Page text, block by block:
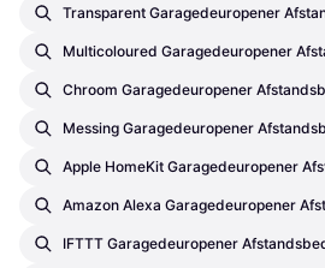
Transparent Garagedeuropener
Multicoloured Garagedeuropener
Chroom Garagedeuropener
Messing Garagedeuropener
Apple HomeKit Garagedeuropener
Amazon Alexa Garagedeuropener
IFTTT Garagedeuropener